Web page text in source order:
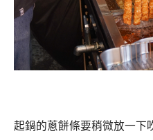
起鍋的蔥餅條要稍微放一下